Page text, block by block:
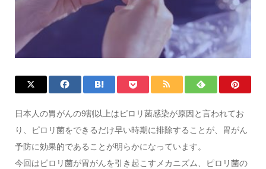
日本人の胃がんの9割以上はピロリ菌感染が原因と言われてお
り、ピロリ菌をできるだけ早い時期に排除することが、胃がん
予防に効果的であることが明らかになっています。
今回はピロリ菌が胃がんを引き起こすメカニズム、ピロリ菌の